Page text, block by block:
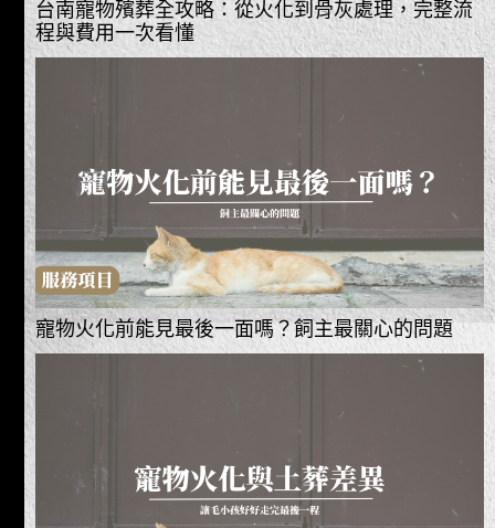
台南寵物殯葬全攻略：從火化到骨灰處理，完整流
程與費用一次看懂
寵物火化前能見最後一面嗎？飼主最關心的問題